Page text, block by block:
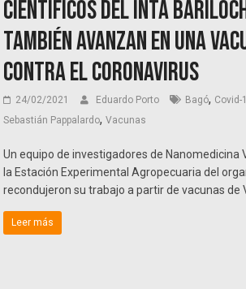
Científicos del INTA
también avanzan en una
contra el coronavirus
24/02/2021 Eduardo Porto Bagó, Covid-
Sebastián Pappalardo,Vacunas
Un equipo de investigadores de Nanomedicina
la Estación Experimental Agropecuaria del
recondujeron su trabajo a partir de vacunas de
Leer más